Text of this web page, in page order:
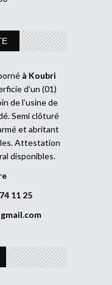
à Koubri
d’un (01)
de l’usine de
Semi clôturé
et abritant
Attestation
disponibles.
11 25